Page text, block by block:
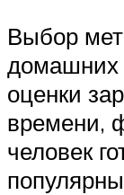
Выбор
домашних
оценки
времени,
человек